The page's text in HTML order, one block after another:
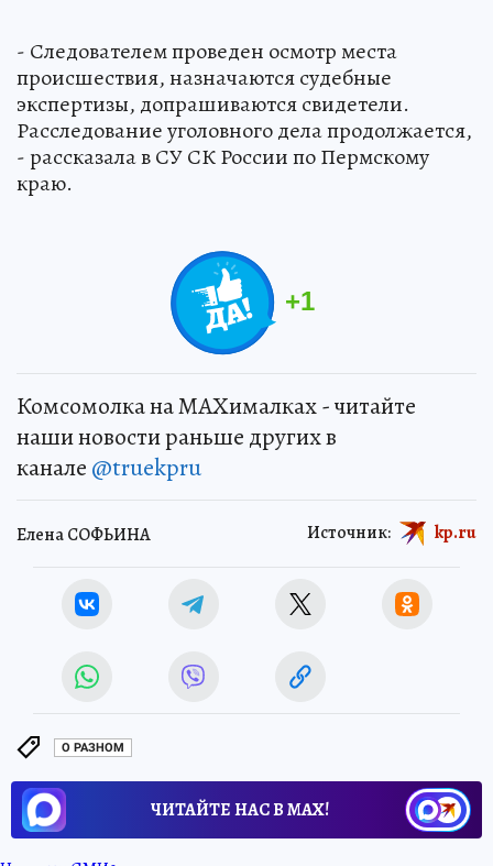
- Следователем проведен осмотр места
происшествия, назначаются судебные
экспертизы, допрашиваются свидетели.
Расследование уголовного дела продолжается,
- рассказала в СУ СК России по Пермскому
краю.
+1
Комсомолка на MAXималках - читайте
наши новости раньше других в
канале @truekpru
Елена СОФЬИНА Источник: kp.ru
О РАЗНОМ
ЧИТАЙТЕ НАС В МАХ!